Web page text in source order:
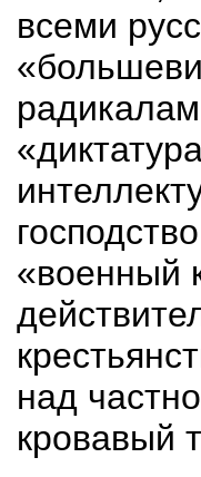
всеми
«военный
над
кровавый